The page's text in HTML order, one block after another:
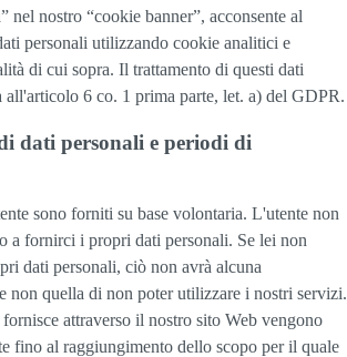
nel nostro “cookie banner”, acconsente al
personali utilizzando cookie analitici e
di cui sopra. Il trattamento di questi dati
6 co. 1 prima parte, let. a) del GDPR.
dati personali e periodi di
sono forniti su base volontaria. L'utente non
a fornirci i propri dati personali. Se lei non
dati personali, ciò non avrà alcuna
non quella di non poter utilizzare i nostri servizi.
attraverso il nostro sito Web vengono
fino al raggiungimento dello scopo per il quale